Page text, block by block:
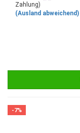
Zahlung)
(Ausland abweichend)
-7%